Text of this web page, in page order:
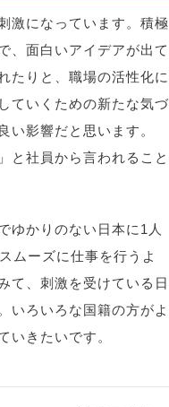
激になっています。積極
、面白いアイデアが出て
たりと、職場の活性化に
ていくための新たな気づ
い影響だと思います。
と社員から言われること
ゆかりのない日本に1人
ムーズに仕事を行うよ
て、刺激を受けている日
いろいろな国籍の方がよ
いきたいです。